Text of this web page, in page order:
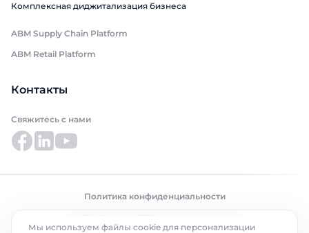
Комплексная диджитализация бизнеса
ABM Supply Chain Platform
ABM Retail Platform
Контакты
Свяжитесь с нами
Политика конфиденциальности
Мы используем файлы cookie для персонализации